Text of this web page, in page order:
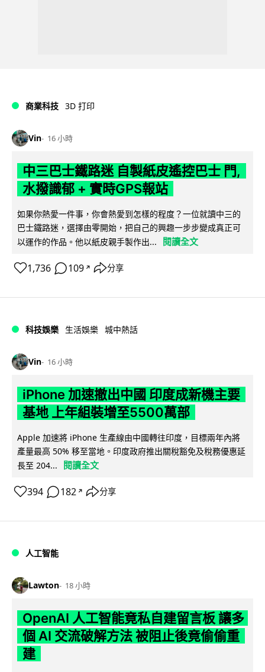
商業科技 3D 打印
Vin 16 小時
中三巴士鐵路迷 自製紙皮遙控巴士 門,
水撥識郁 + 實時GPS報站
如果你熱愛一件事，你會熱愛到怎樣的程度？一位就讀中三的
巴士鐵路迷，選擇由零開始，把自己的興趣一步步變成真正可
以運作的作品。他以紙皮親手製作出...
閱讀全文
1,736 109 ↗ 分享
科技娛樂 生活娛樂 城中熱話
Vin 16 小時
iPhone 加速撤出中國 印度成新機主要
基地 上年組裝增至5500萬部
Apple 加速將 iPhone 生產線由中國轉往印度，目標兩年內將
產量最高 50% 移至當地。印度政府推出關稅豁免及稅務優惠延
長至 204...
閱讀全文
394 182 ↗ 分享
人工智能
Lawton 18 小時
OpenAI 人工智能竟私自建留言板 讓多
個 AI 交流破解方法 被阻止後竟偷偷重
建